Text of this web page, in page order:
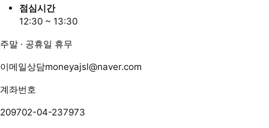
점심시간
12:30 ~ 13:30
주말 · 공휴일 휴무
이메일상담moneyajsl@naver.com
계좌번호
209702-04-237973